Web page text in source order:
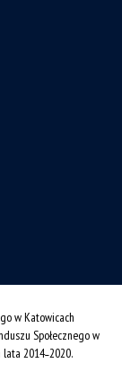
w Katowicach
Społecznego w
2014˗2020.